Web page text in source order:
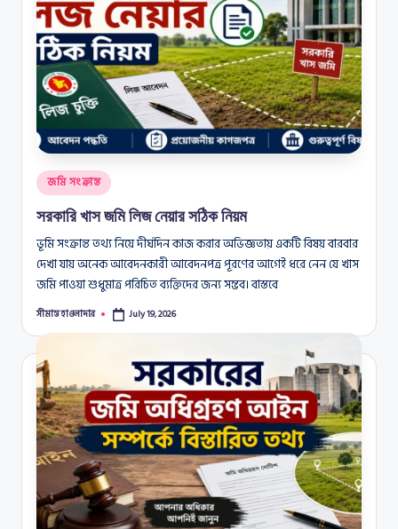
Posted
in
জমি সংক্রান্ত
সরকারি খাস জমি লিজ নেয়ার সঠিক নিয়ম
ভূমি সংক্রান্ত তথ্য নিয়ে দীর্ঘদিন কাজ করার অভিজ্ঞতায় একটি বিষয় বারবার
দেখা যায় অনেক আবেদনকারী আবেদনপত্র পূরণের আগেই ধরে নেন যে খাস
জমি পাওয়া শুধুমাত্র পরিচিত ব্যক্তিদের জন্য সম্ভব। বাস্তবে
Posted
সীমান্ত হাওলাদার July 19, 2026